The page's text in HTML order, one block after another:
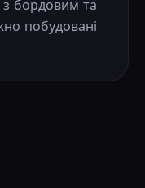
з бордовим та
побудовані